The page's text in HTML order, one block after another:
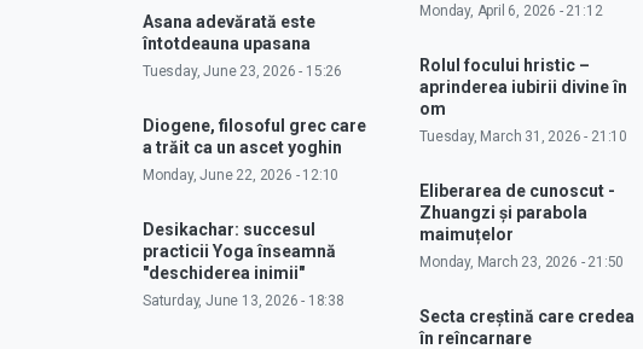
Asana adevărată este
întotdeauna upasana
Tuesday, June 23, 2026 - 15:26
Diogene, filosoful grec care
a trăit ca un ascet yoghin
Monday, June 22, 2026 - 12:10
Desikachar: succesul
practicii Yoga înseamnă
"deschiderea inimii"
Saturday, June 13, 2026 - 18:38
Monday, April 6, 2026 - 21:12
Rolul focului hristic –
aprinderea iubirii divine în
om
Tuesday, March 31, 2026 - 21:10
Eliberarea de cunoscut -
Zhuangzi și parabola
maimuțelor
Monday, March 23, 2026 - 21:50
Secta creștină care credea
în reîncarnare